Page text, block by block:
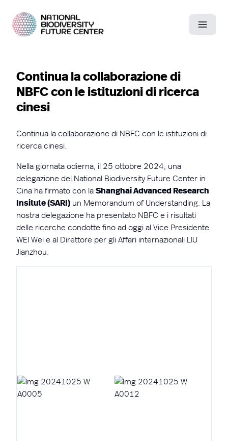
Continua la collaborazione di
NBFC con le istituzioni di ricerca
cinesi
Continua la collaborazione di NBFC con le istituzioni di
ricerca cinesi.
Nella giornata odierna, il 25 ottobre 2024, una
delegazione del National Biodiversity Future Center in
Cina ha firmato con la Shanghai Advanced Research
Insitute (SARI) un Memorandum of Understanding. La
nostra delegazione ha presentato NBFC e i risultati
delle ricerche condotte fino ad oggi al Vice Presidente
WEI Wei e al Direttore per gli Affari internazionali LIU
Jianzhou.